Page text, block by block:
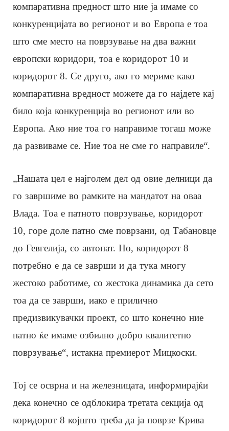
компаративна предност што ние ја имаме со
конкуренцијата во регионот и во Европа е тоа
што сме место на поврзување на два важни
европски коридори, тоа е коридорот 10 и
коридорот 8. Се друго, ако го мериме како
компаративна вредност можете да го најдете кај
било која конкуренција во регионот или во
Европа. Ако ние тоа го направиме тогаш може
да развиваме се. Ние тоа не сме го направиле“.
„Нашата цел е најголем дел од овие делници да
го завршиме во рамките на мандатот на оваа
Влада. Тоа е патното поврзување, коридорот
10, горе доле патно сме поврзани, од Табановце
до Гевгелија, со автопат. Но, коридорот 8
потребно е да се заврши и да тука многу
жестоко работиме, со жестока динамика да сето
тоа да се заврши, иако е прилично
предизвикувачки проект, со што конечно ние
патно ќе имаме озбилно добро квалитетно
поврзување“, истакна премиерот Мицкоски.
Тој се осврна и на железницата, информирајќи
дека конечно се одблокира третата секција од
коридорот 8 којшто треба да ја поврзе Крива